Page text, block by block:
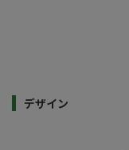
デザイン